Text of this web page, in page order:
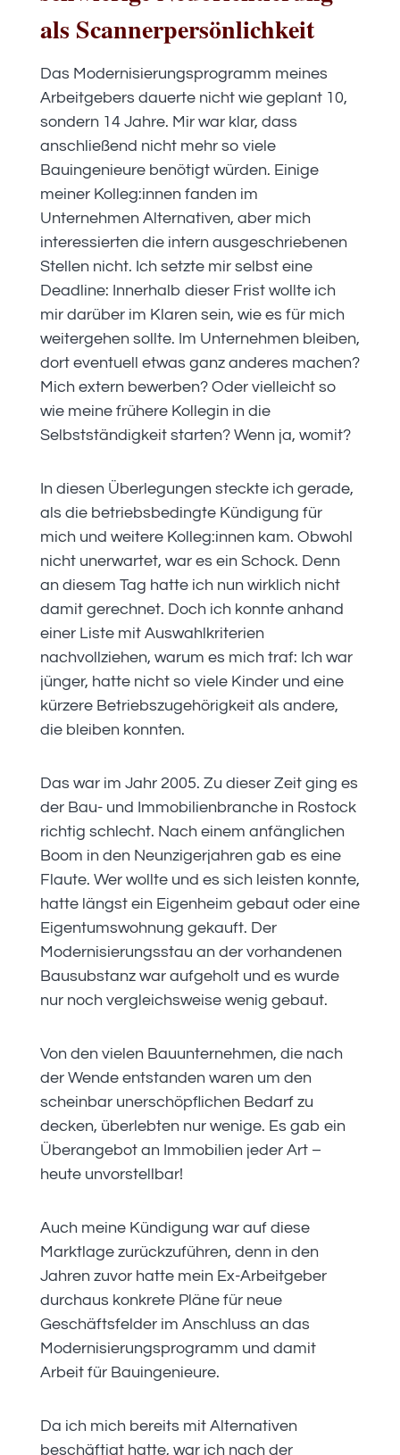
als Scannerpersönlichkeit
Das Modernisierungsprogramm meines
Arbeitgebers dauerte nicht wie geplant 10,
sondern 14 Jahre. Mir war klar, dass
anschließend nicht mehr so viele
Bauingenieure benötigt würden. Einige
meiner Kolleg:innen fanden im
Unternehmen Alternativen, aber mich
interessierten die intern ausgeschriebenen
Stellen nicht. Ich setzte mir selbst eine
Deadline: Innerhalb dieser Frist wollte ich
mir darüber im Klaren sein, wie es für mich
weitergehen sollte. Im Unternehmen bleiben,
dort eventuell etwas ganz anderes machen?
Mich extern bewerben? Oder vielleicht so
wie meine frühere Kollegin in die
Selbstständigkeit starten? Wenn ja, womit?
In diesen Überlegungen steckte ich gerade,
als die betriebsbedingte Kündigung für
mich und weitere Kolleg:innen kam. Obwohl
nicht unerwartet, war es ein Schock. Denn
an diesem Tag hatte ich nun wirklich nicht
damit gerechnet. Doch ich konnte anhand
einer Liste mit Auswahlkriterien
nachvollziehen, warum es mich traf: Ich war
jünger, hatte nicht so viele Kinder und eine
kürzere Betriebszugehörigkeit als andere,
die bleiben konnten.
Das war im Jahr 2005. Zu dieser Zeit ging es
der Bau- und Immobilienbranche in Rostock
richtig schlecht. Nach einem anfänglichen
Boom in den Neunzigerjahren gab es eine
Flaute. Wer wollte und es sich leisten konnte,
hatte längst ein Eigenheim gebaut oder eine
Eigentumswohnung gekauft. Der
Modernisierungsstau an der vorhandenen
Bausubstanz war aufgeholt und es wurde
nur noch vergleichsweise wenig gebaut.
Von den vielen Bauunternehmen, die nach
der Wende entstanden waren um den
scheinbar unerschöpflichen Bedarf zu
decken, überlebten nur wenige. Es gab ein
Überangebot an Immobilien jeder Art –
heute unvorstellbar!
Auch meine Kündigung war auf diese
Marktlage zurückzuführen, denn in den
Jahren zuvor hatte mein Ex-Arbeitgeber
durchaus konkrete Pläne für neue
Geschäftsfelder im Anschluss an das
Modernisierungsprogramm und damit
Arbeit für Bauingenieure.
Da ich mich bereits mit Alternativen
beschäftigt hatte, war ich nach der